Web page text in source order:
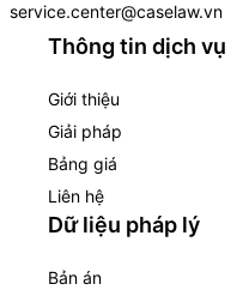
service.center@caselaw.vn
Thông tin dịch vụ
Giới thiệu
Giải pháp
Bảng giá
Liên hệ
Dữ liệu pháp lý
Bản án